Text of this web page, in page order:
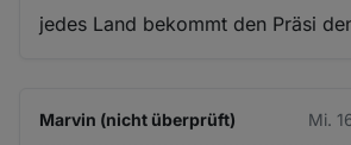
jedes Land bekommt den Präsi
Marvin (nicht überprüft) Mi.